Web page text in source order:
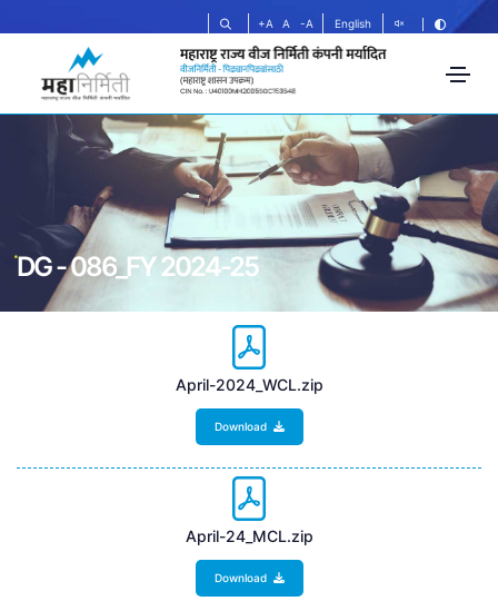
+A A -A English
DG - 086_FY 2024-25
April-2024_WCL.zip
Download
April-24_MCL.zip
Download